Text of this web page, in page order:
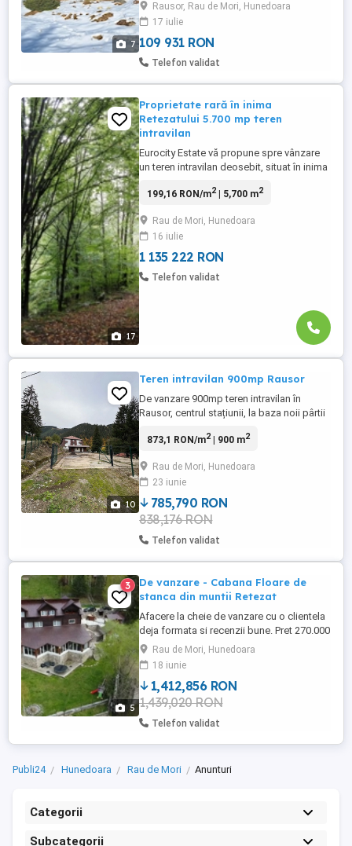
7
spate la cabanele Albastre o zona in plina
dezvoltare. Pentru mai multe detalii la Tel.
Rausor, Rau de Mori, Hunedoara
17 iulie
109 931 RON
Telefon validat
17
Proprietate rară în inima
Retezatului 5.700 mp teren
intravilan
Eurocity Estate vă propune spre vânzare
un teren intravilan deosebit, situat în inima
spectaculoase și potențial investițional
parcele alăturate, fiecare cu Carte Funciară
proprie, având o suprafață totală de 5.700
mp. Facilități ...
199,16 RON/m2| 5,700 m2
Rau de Mori, Hunedoara
16 iulie
1 135 222 RON
Telefon validat
10
Teren intravilan 900mp Rausor
De vanzare 900mp teren intravilan în
Rausor, centrul stațiunii, la baza noii pârtii
actele și taxele la zi. Terenul beneficiază
afla o casă mobila tip container, este 4
anotimpuri bine izolata termic, echipata cu
centrala ...
873,1 RON/m2| 900 m2
Rau de Mori, Hunedoara
23 iunie
785,790 RON
838,176 RON
Telefon validat
5
3
De vanzare - Cabana Floare de
stanca din muntii Retezat
Afacere la cheie de vanzare cu o clientela
deja formata si recenzii bune. Pret 270.000
negociabil. Direct de la proprietar. Se
vinde mobilata si utilata, astfel nu trebuie
întrerupta afacerea, avand deja rezervării
si pt vara. Teren 950mp. Construiți 300mp.
Utilitati: curent trifazic, apa din izvor, ...
Rau de Mori, Hunedoara
18 iunie
1,412,856 RON
1,439,020 RON
Telefon validat
Publi24 Hunedoara Rau de Mori Anunturi
Categorii
Subcategorii